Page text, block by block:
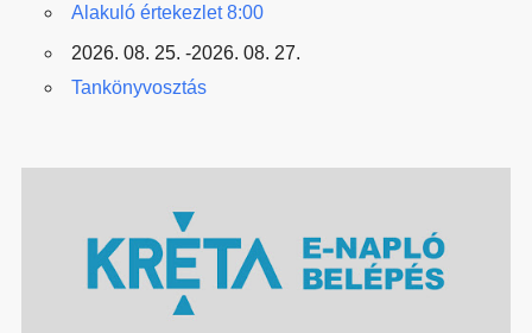
Alakuló értekezlet 8:00
2026. 08. 25. -2026. 08. 27.
Tankönyvosztás